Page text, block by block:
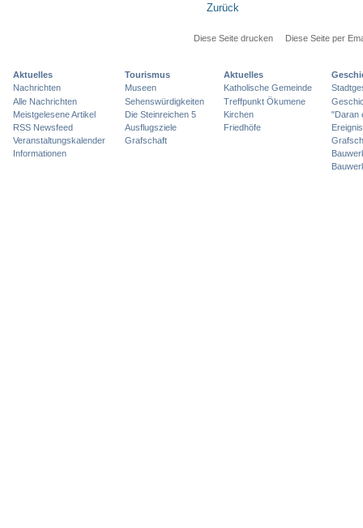
Zurück
Diese Seite drucken Diese Seite per
Aktuelles
Nachrichten
Alle Nachrichten
Meistgelesene Artikel
RSS Newsfeed
Veranstaltungskalender
Informationen
Tourismus
Museen
Sehenswürdigkeiten
Die Steinreichen 5
Ausflugsziele
Grafschaft
Aktuelles
Katholische Gemeinde
Treffpunkt Ökumene
Kirchen
Friedhöfe
"Daran